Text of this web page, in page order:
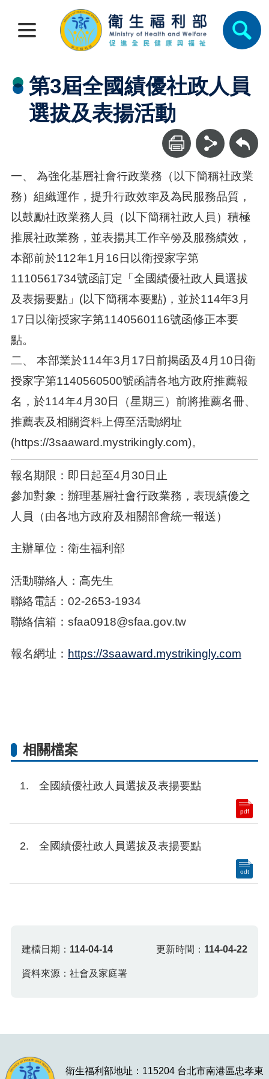
第3屆全國績優社政人員
選拔及表揚活動
回上一頁
一、
為強化基層社會行政業務（以下簡稱社政業
務）組織運作，提升行政效率及為民服務品質，
以鼓勵社政業務人員（以下簡稱社政人員）積極
推展社政業務，並表揚其工作辛勞及服務績效，
本部前於112年1月16日以衛授家字第
1110561734號函訂定「全國績優社政人員選拔
及表揚要點」(以下簡稱本要點)，並於114年3月
17日以衛授家字第1140560116號函修正本要
點。
二、
本部業於114年3月17日前揭函及4月10日衛
授家字第1140560500號函請各地方政府推薦報
名，於114年4月30日（星期三）前將推薦名冊、
推薦表及相關資料上傳至活動網址
(https://3saaward.mystrikingly.com)。
報名期限：即日起至4月30日止
參加對象：辦理基層社會行政業務，表現績優之
人員（由各地方政府及相關部會統一報送）
主辦單位：衛生福利部
活動聯絡人：高先生
聯絡電話：02-2653-1934
聯絡信箱：sfaa0918@sfaa.gov.tw
報名網址： https://3saaward.mystrikingly.com
相關檔案
全國績優社政人員選拔及表揚要點
pdf
全國績優社政人員選拔及表揚要點
odt
建檔日期： 114-04-14 更新時間： 114-04-22
資料來源：社會及家庭署
衛生福利部地址：115204 台北市南港區忠孝東